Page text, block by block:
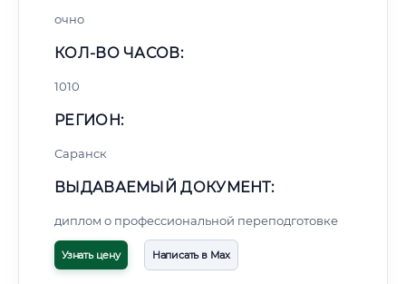
очно
КОЛ-ВО ЧАСОВ:
1010
РЕГИОН:
Саранск
ВЫДАВАЕМЫЙ ДОКУМЕНТ:
диплом о профессиональной переподготовке
Узнать цену Написать в Max